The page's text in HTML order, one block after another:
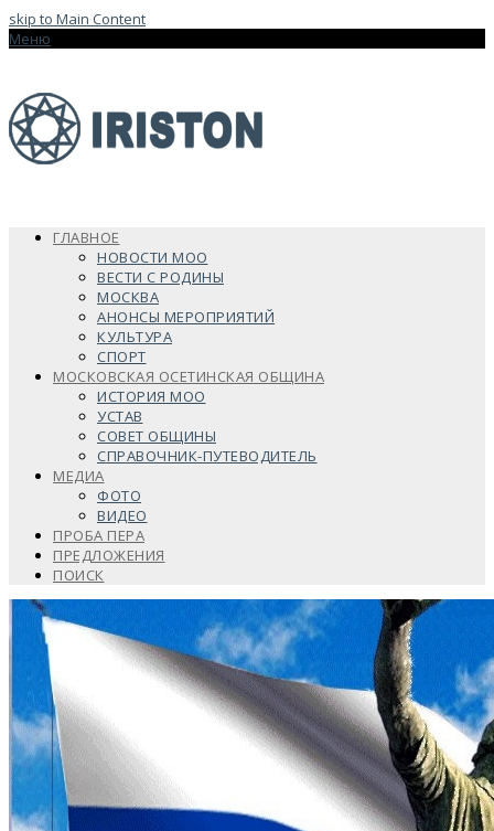
skip to Main Content
Меню
ГЛАВНОЕ
НОВОСТИ МОО
ВЕСТИ С РОДИНЫ
МОСКВА
АНОНСЫ МЕРОПРИЯТИЙ
КУЛЬТУРА
СПОРТ
МОСКОВСКАЯ ОСЕТИНСКАЯ ОБЩИНА
ИСТОРИЯ МОО
УСТАВ
СОВЕТ ОБЩИНЫ
СПРАВОЧНИК-ПУТЕВОДИТЕЛЬ
МЕДИА
ФОТО
ВИДЕО
ПРОБА ПЕРА
ПРЕДЛОЖЕНИЯ
ПОИСК